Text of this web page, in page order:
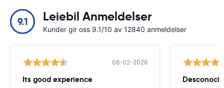
9.1 Leiebil Anmeldelser
Kunder gir oss 9.1/10 av 12840 anmeldelser
06-02-2026
Its good experience